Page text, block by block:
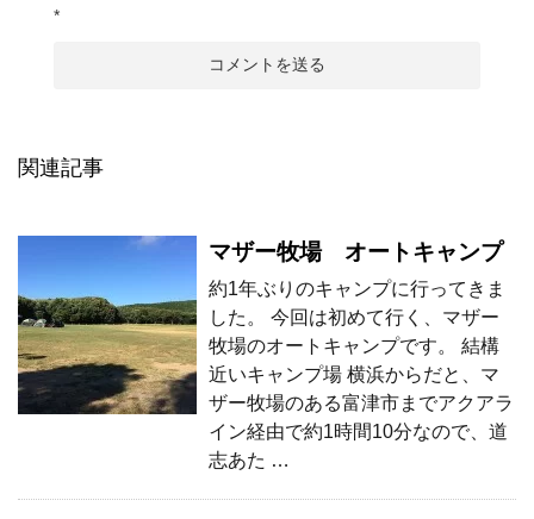
*
関連記事
マザー牧場 オートキャンプ
約1年ぶりのキャンプに行ってきま
した。 今回は初めて行く、マザー
牧場のオートキャンプです。 結構
近いキャンプ場 横浜からだと、マ
ザー牧場のある富津市までアクアラ
イン経由で約1時間10分なので、道
志あた …